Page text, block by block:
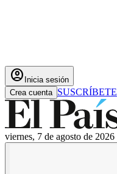
account_circle Inicia sesión
Crea cuenta SUSCRÍBETE
viernes, 7 de agosto de 2026